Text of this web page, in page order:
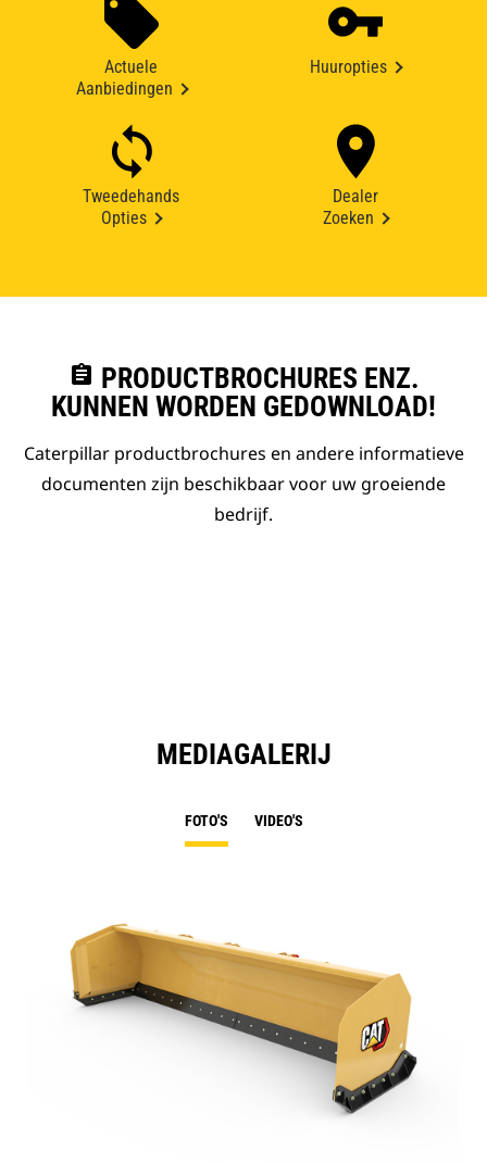
Actuele
Aanbiedingen
Huuropties
Tweedehands
Opties
Dealer
Zoeken
assignment PRODUCTBROCHURES ENZ.
KUNNEN WORDEN GEDOWNLOAD!
Caterpillar productbrochures en andere informatieve
documenten zijn beschikbaar voor uw groeiende
bedrijf.
MEDIAGALERIJ
FOTO'S VIDEO'S